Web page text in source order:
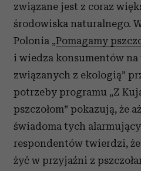
związane jest z coraz
środowiska naturalnego.
Polonia „Pomagamy
i wiedza konsumentów
związanych z ekologią”
potrzeby programu „Z
pszczołom” pokazują, że
świadoma tych
respondentów twierdzi,
żyć w przyjaźni z